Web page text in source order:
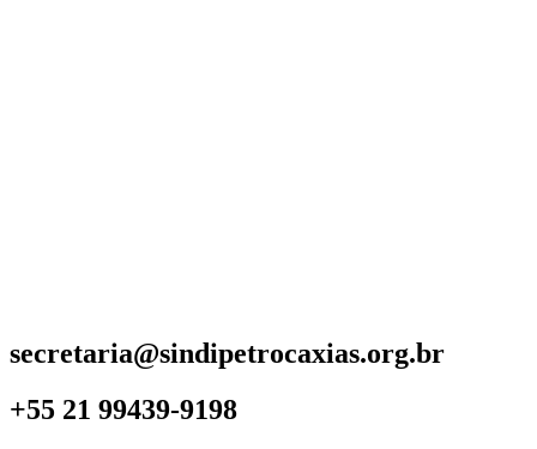
secretaria@sindipetrocaxias.org.br
+55 21 99439-9198